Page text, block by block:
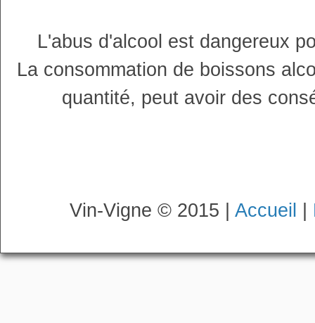
L'abus d'alcool est dangereux
La consommation de boissons
quantité, peut avoir des
Vin-Vigne © 2015 | Accueil